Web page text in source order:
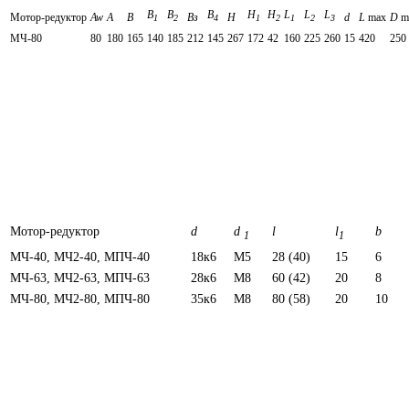
Мотор-редуктор Aw А В B1 В2 Вз B4 H H1 Н2 L1 L2 L3 d L max D
МЧ-80
80 180 165 140 185 212 145 267 172 42 160 225 260 15 420 250
Мотор-редуктор d d 1 l l1 b
МЧ-40, МЧ2-40, МПЧ-40
18к6 М5 28 (40) 15 6
МЧ-63, МЧ2-63, МПЧ-63
28к6 М8 60 (42) 20 8
МЧ-80, МЧ2-80, МПЧ-80
35к6 М8 80 (58) 20 10